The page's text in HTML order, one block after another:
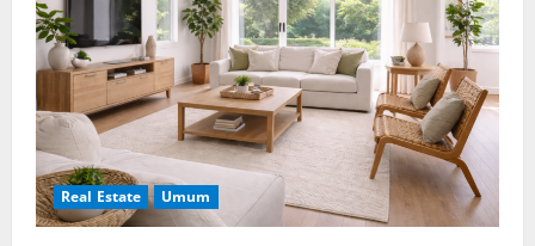
Real Estate Umum